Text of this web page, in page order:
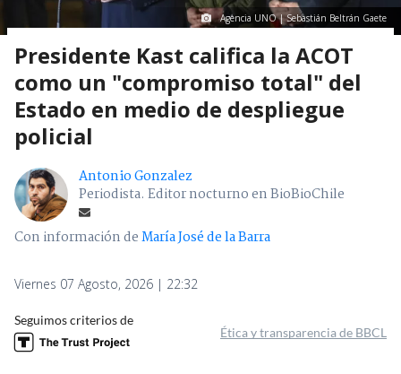
Agencia UNO | Sebastián Beltrán Gaete
Presidente Kast califica la ACOT
como un "compromiso total" del
Estado en medio de despliegue
policial
Antonio Gonzalez
Periodista. Editor nocturno en BioBioChile
Con información deMaría José de la Barra
Viernes 07 Agosto, 2026 | 22:32
Seguimos criterios de
Ética y transparencia de BBCL